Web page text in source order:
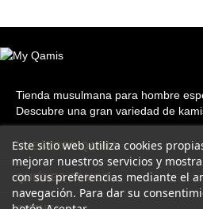
Tienda musulmana para hombre
Descubre una gran variedad de
NUESTROS QAMIS
QUIÉNES SOMOS
Este sitio web utiliza cookies
mejorar nuestros servicios y
con sus preferencias mediante el
navegación. Para dar su